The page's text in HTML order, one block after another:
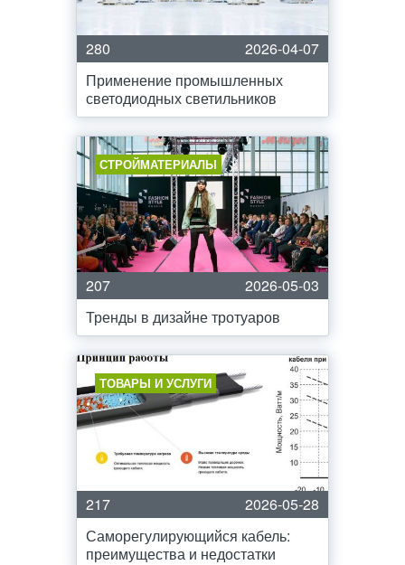
280
2026-04-07
Применение промышленных
светодиодных светильников
СТРОЙМАТЕРИАЛЫ
207
2026-05-03
Тренды в дизайне тротуаров
ТОВАРЫ И УСЛУГИ
217
2026-05-28
Саморегулирующийся кабель:
преимущества и недостатки